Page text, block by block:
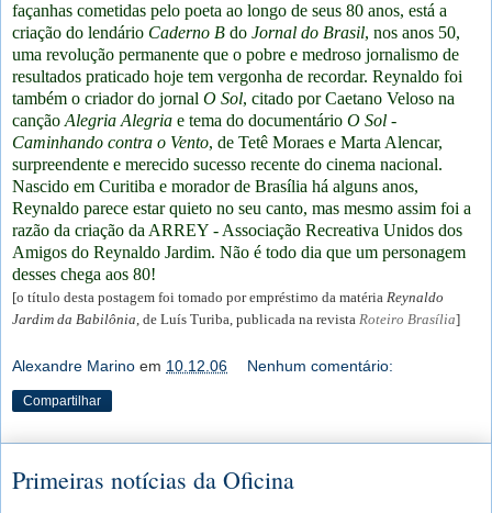
façanhas cometidas pelo poeta ao longo de seus 80 anos, está a
criação do lendário Caderno B do Jornal do Brasil, nos anos 50,
uma revolução permanente que o pobre e medroso jornalismo de
resultados praticado hoje tem vergonha de recordar. Reynaldo foi
também o criador do jornal O Sol, citado por Caetano Veloso na
canção Alegria Alegria e tema do documentário O Sol -
Caminhando contra o Vento, de Tetê Moraes e Marta Alencar,
surpreendente e merecido sucesso recente do cinema nacional.
Nascido em Curitiba e morador de Brasília há alguns anos,
Reynaldo parece estar quieto no seu canto, mas mesmo assim foi a
razão da criação da ARREY - Associação Recreativa Unidos dos
Amigos do Reynaldo Jardim. Não é todo dia que um personagem
desses chega aos 80!
[o título desta postagem foi tomado por empréstimo da matéria Reynaldo
Jardim da Babilônia, de Luís Turiba, publicada na revista Roteiro Brasília]
Alexandre Marino em 10.12.06 Nenhum comentário:
Compartilhar
Primeiras notícias da Oficina